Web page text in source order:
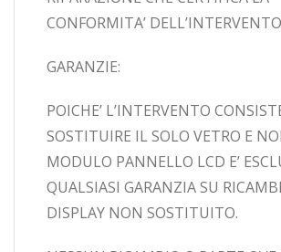
CONFORMITA’
GARANZIE:
POICHE’ L’INTERVENTO
SOSTITUIRE IL SOLO VETRO E
MODULO PANNELLO LCD E’
QUALSIASI GARANZIA SU
DISPLAY NON SOSTITUITO.